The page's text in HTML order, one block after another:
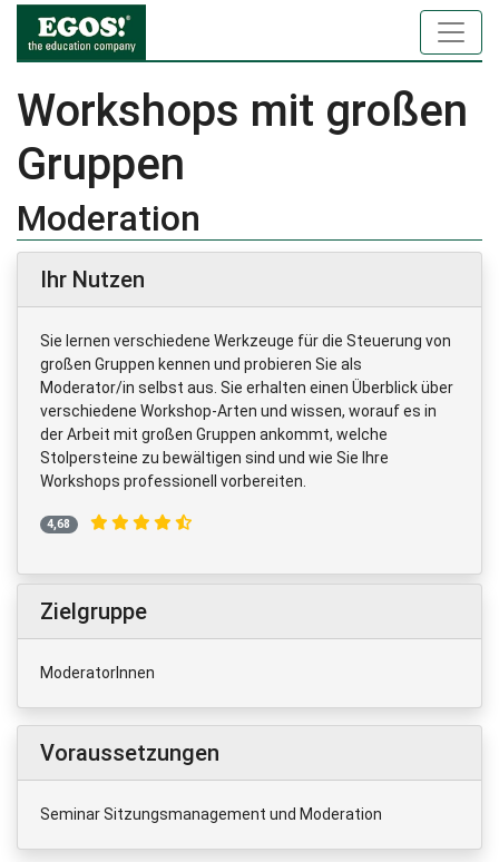
Workshops mit großen
Gruppen
Moderation
Ihr Nutzen
Sie lernen verschiedene Werkzeuge für die Steuerung von
großen Gruppen kennen und probieren Sie als
Moderator/in selbst aus. Sie erhalten einen Überblick über
verschiedene Workshop-Arten und wissen, worauf es in
der Arbeit mit großen Gruppen ankommt, welche
Stolpersteine zu bewältigen sind und wie Sie Ihre
Workshops professionell vorbereiten.
4,68
Zielgruppe
ModeratorInnen
Voraussetzungen
Seminar Sitzungsmanagement und Moderation